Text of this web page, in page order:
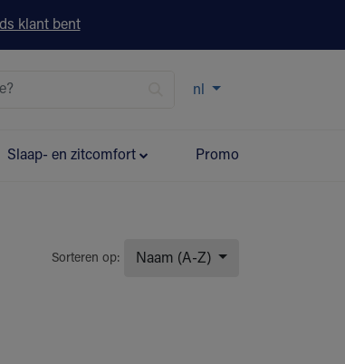
klant bent
nl
Slaap- en zitcomfort Promo
Sorteren op: Naam (A-Z)